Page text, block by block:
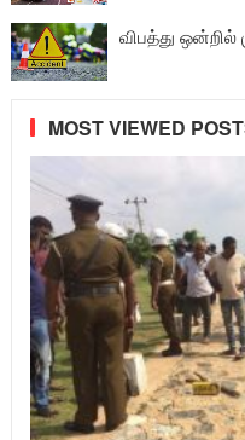
விபத்து ஒன்றில்
MOST VIEWED